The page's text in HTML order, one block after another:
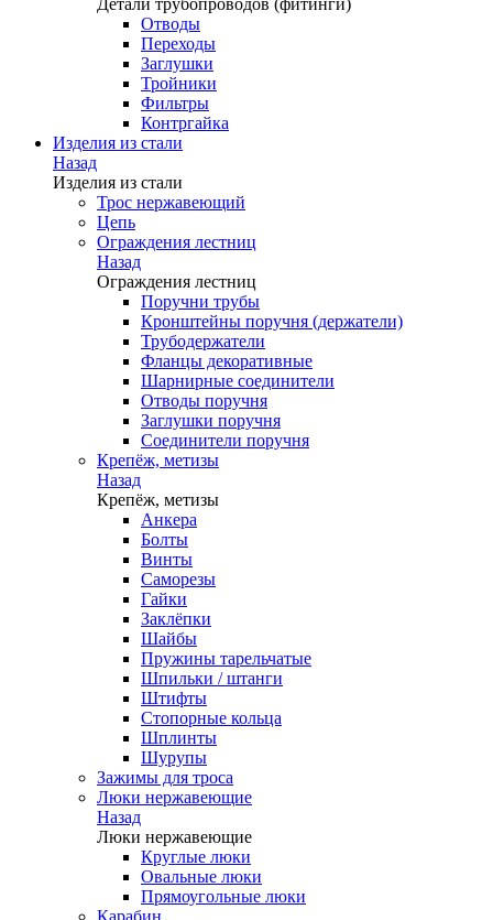
Детали трубопроводов (фитинги)
Отводы
Переходы
Заглушки
Тройники
Фильтры
Контргайка
Изделия из стали
Назад
Изделия из стали
Трос нержавеющий
Цепь
Ограждения лестниц
Назад
Ограждения лестниц
Поручни трубы
Кронштейны поручня (держатели)
Трубодержатели
Фланцы декоративные
Шарнирные соединители
Отводы поручня
Заглушки поручня
Соединители поручня
Крепёж, метизы
Назад
Крепёж, метизы
Анкера
Болты
Винты
Саморезы
Гайки
Заклёпки
Шайбы
Пружины тарельчатые
Шпильки / штанги
Штифты
Стопорные кольца
Шплинты
Шурупы
Зажимы для троса
Люки нержавеющие
Назад
Люки нержавеющие
Круглые люки
Овальные люки
Прямоугольные люки
Карабин